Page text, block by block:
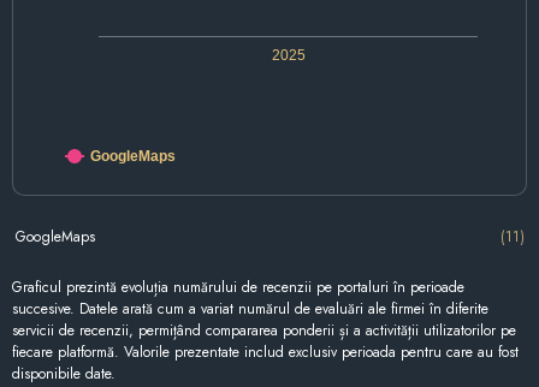
2025
GoogleMaps
GoogleMaps (11)
Graficul prezintă evoluția numărului de recenzii pe portaluri în perioade
succesive. Datele arată cum a variat numărul de evaluări ale firmei în diferite
servicii de recenzii, permițând compararea ponderii și a activității utilizatorilor pe
fiecare platformă. Valorile prezentate includ exclusiv perioada pentru care au fost
disponibile date.